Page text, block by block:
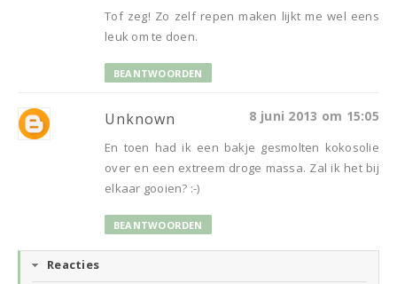
Tof zeg! Zo zelf repen maken lijkt me wel eens
leuk om te doen.
BEANTWOORDEN
Unknown 8 juni 2013 om 15:05
En toen had ik een bakje gesmolten kokosolie
over en een extreem droge massa. Zal ik het bij
elkaar gooien? :-)
BEANTWOORDEN
Reacties